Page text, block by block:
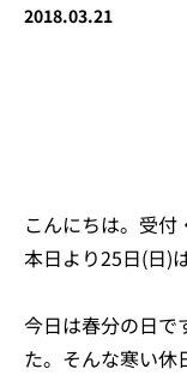
2018.03.21
こんにちは。受付
本日より25日(日)
今日は春分の日で
た。そんな寒い休